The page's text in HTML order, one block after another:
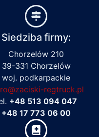
Siedziba firmy:
Chorzelów 210
39-331 Chorzelów
woj. podkarpackie
regtruck.pl
+48 513 094 047
+48 17 773 06 00